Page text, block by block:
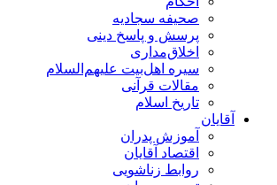
صحیفه سجادیه
پرسش و پاسخ دینی
اخلاق‌مداری
سیره اهل‌بیت علیهم‌السلام
مقالات قرآنی
تاریخ اسلام
آقایان
آموزش پدران
اقتصاد آقایان
روابط زناشویی